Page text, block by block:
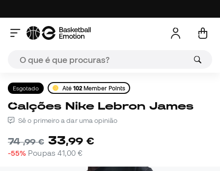
Esgotado Até 102 Member Points
Calções Nike Lebron James
Sê o primeiro a dar uma opinião
74,99 € 33,99 €
-55% Poupas 41,00 €